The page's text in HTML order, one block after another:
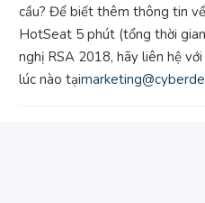
cầu? Để biết thêm thông tin
HotSeat 5 phút (tổng thời
nghị RSA 2018, hãy liên hệ
lúc nào tại